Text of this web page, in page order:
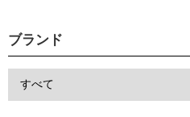
ブランド